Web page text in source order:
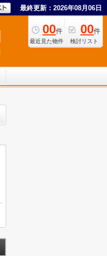
最終更新：2026年08月06日
00件
最近見た物件
00件
検討リスト